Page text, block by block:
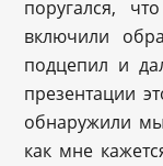
поругался,
включили
подцепил и
презентации
обнаружили
как мне